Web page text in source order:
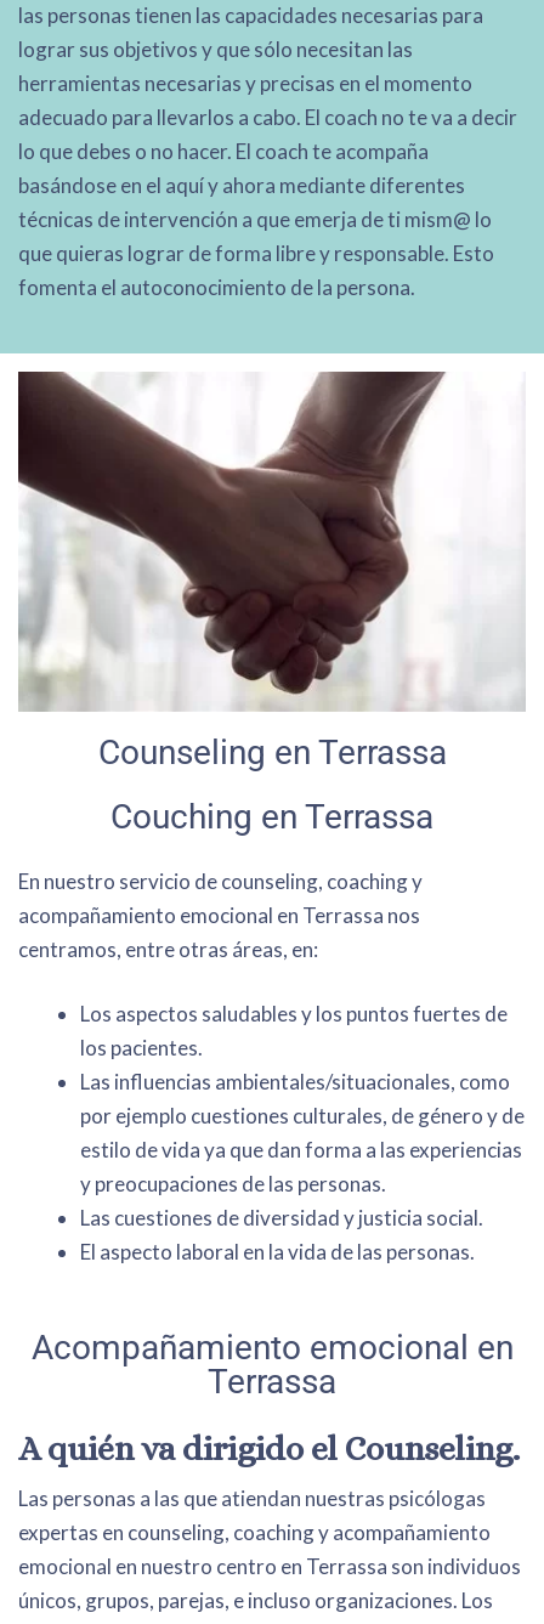
las personas tienen las capacidades necesarias para
lograr sus objetivos y que sólo necesitan las
herramientas necesarias y precisas en el momento
adecuado para llevarlos a cabo. El coach no te va a decir
lo que debes o no hacer. El coach te acompaña
basándose en el aquí y ahora mediante diferentes
técnicas de intervención a que emerja de ti mism@ lo
que quieras lograr de forma libre y responsable. Esto
fomenta el autoconocimiento de la persona.
Counseling en Terrassa
Couching en Terrassa
En nuestro servicio de counseling, coaching y
acompañamiento emocional en Terrassa nos
centramos, entre otras áreas, en:
Los aspectos saludables y los puntos fuertes de
los pacientes.
Las influencias ambientales/situacionales, como
por ejemplo cuestiones culturales, de género y de
estilo de vida ya que dan forma a las experiencias
y preocupaciones de las personas.
Las cuestiones de diversidad y justicia social.
El aspecto laboral en la vida de las personas.
Acompañamiento emocional en
Terrassa
A quién va dirigido el Counseling.
Las personas a las que atiendan nuestras psicólogas
expertas en counseling, coaching y acompañamiento
emocional en nuestro centro en Terrassa son individuos
únicos, grupos, parejas, e incluso organizaciones. Los